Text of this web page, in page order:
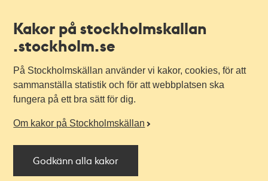
Kakor på stockholmskallan
.stockholm.se
På Stockholmskällan använder vi kakor, cookies, för att
sammanställa statistik och för att webbplatsen ska
fungera på ett bra sätt för dig.
Om kakor på Stockholmskällan
Godkänn alla kakor